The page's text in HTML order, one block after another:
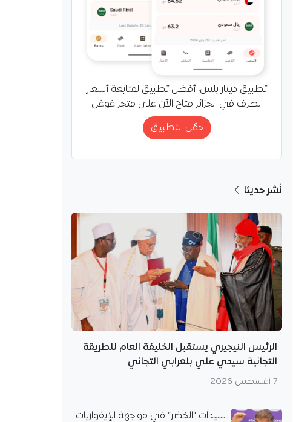
وزير الصحة يتفقد مصابي حادث
قسنطينة ويطمئن عائلاتهم
تفقد وزير الصحة محمد صديق
آيت مسعودان مصابي حادث
قسنطينة واطمأن على حالتهم
الصحية بعد وفاة 6 أشخاص
تطبيق دينار بلس، أفضل تطبيق لمتابعة أسعار
الصرف في الجزائر متاح الآن على متجر غوغل
حمّل التطبيق
نُشر حديثا
الرئيس النيجيري يستقبل الخليفة العام للطريقة
التجانية سيدي علي بلعرابي التجاني
7 أغسطس 2026
سيدات “الخضر” في مواجهة الإيفواريات..